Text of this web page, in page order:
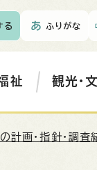
る ふりがな
祉 観光・
計画・指針・調査結